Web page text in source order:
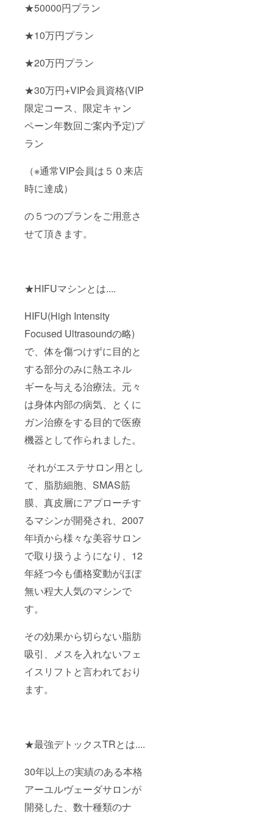
★50000円プラン
★10万円プラン
★20万円プラン
★30万円+VIP会員資格(VIP
限定コース、限定キャン
ペーン年数回ご案内予定)プ
ラン
（※通常VIP会員は５０来店
時に達成）
の５つのプランをご用意さ
せて頂きます。
★HIFUマシンとは....
HIFU(High Intensity
Focused Ultrasoundの略)
で、体を傷つけずに目的と
する部分のみに熱エネル
ギーを与える治療法。元々
は身体内部の病気、とくに
ガン治療をする目的で医療
機器として作られました。
それがエステサロン用とし
て、脂肪細胞、SMAS筋
膜、真皮層にアプローチす
るマシンが開発され、2007
年頃から様々な美容サロン
で取り扱うようになり、12
年経つ今も価格変動がほぼ
無い程大人気のマシンで
す。
その効果から切らない脂肪
吸引、メスを入れないフェ
イスリフトと言われており
ます。
★最強デトックスTRとは....
30年以上の実績のある本格
アーユルヴェーダサロンが
開発した、数十種類のナ